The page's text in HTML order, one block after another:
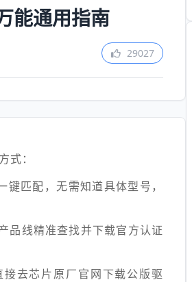
能通用指南
29027
式：
键匹配，无需知道具体型号，
品线精准查找并下载官方认证
去芯片原厂官网下载公版驱